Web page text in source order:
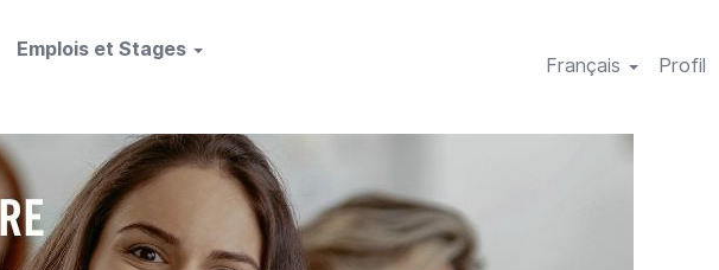
Emplois et Stages
Français Profil